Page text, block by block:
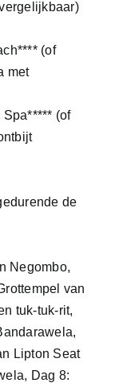
(of
met
(of
de
Negombo,
van
tuk-tuk-rit,
Lipton Seat
Dag 8: